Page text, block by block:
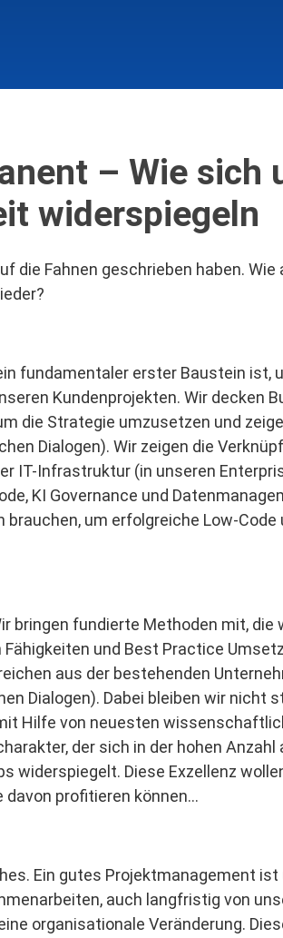
– Wie sich
widerspiegeln
die Fahnen geschrieben haben.
fundamentaler erster Baustein ist,
Kundenprojekten. Wir decken
die Strategie umzusetzen und
Dialogen). Wir zeigen die
IT-Infrastruktur (in unseren
KI Governance und
um erfolgreiche Low-Code
bringen fundierte Methoden mit, die
und Best Practice
aus der bestehenden
Dialogen). Dabei bleiben wir nicht
Hilfe von neuesten
der sich in der hohen Anzahl
widerspiegelt. Diese Exzellenz
davon profitieren können…
Ein gutes Projektmanagement
auch langfristig von
organisationale Veränderung.